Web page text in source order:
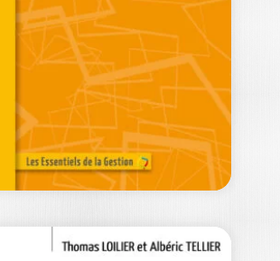
constituent une
essentielle de nos sociétés
de ce…
24,50